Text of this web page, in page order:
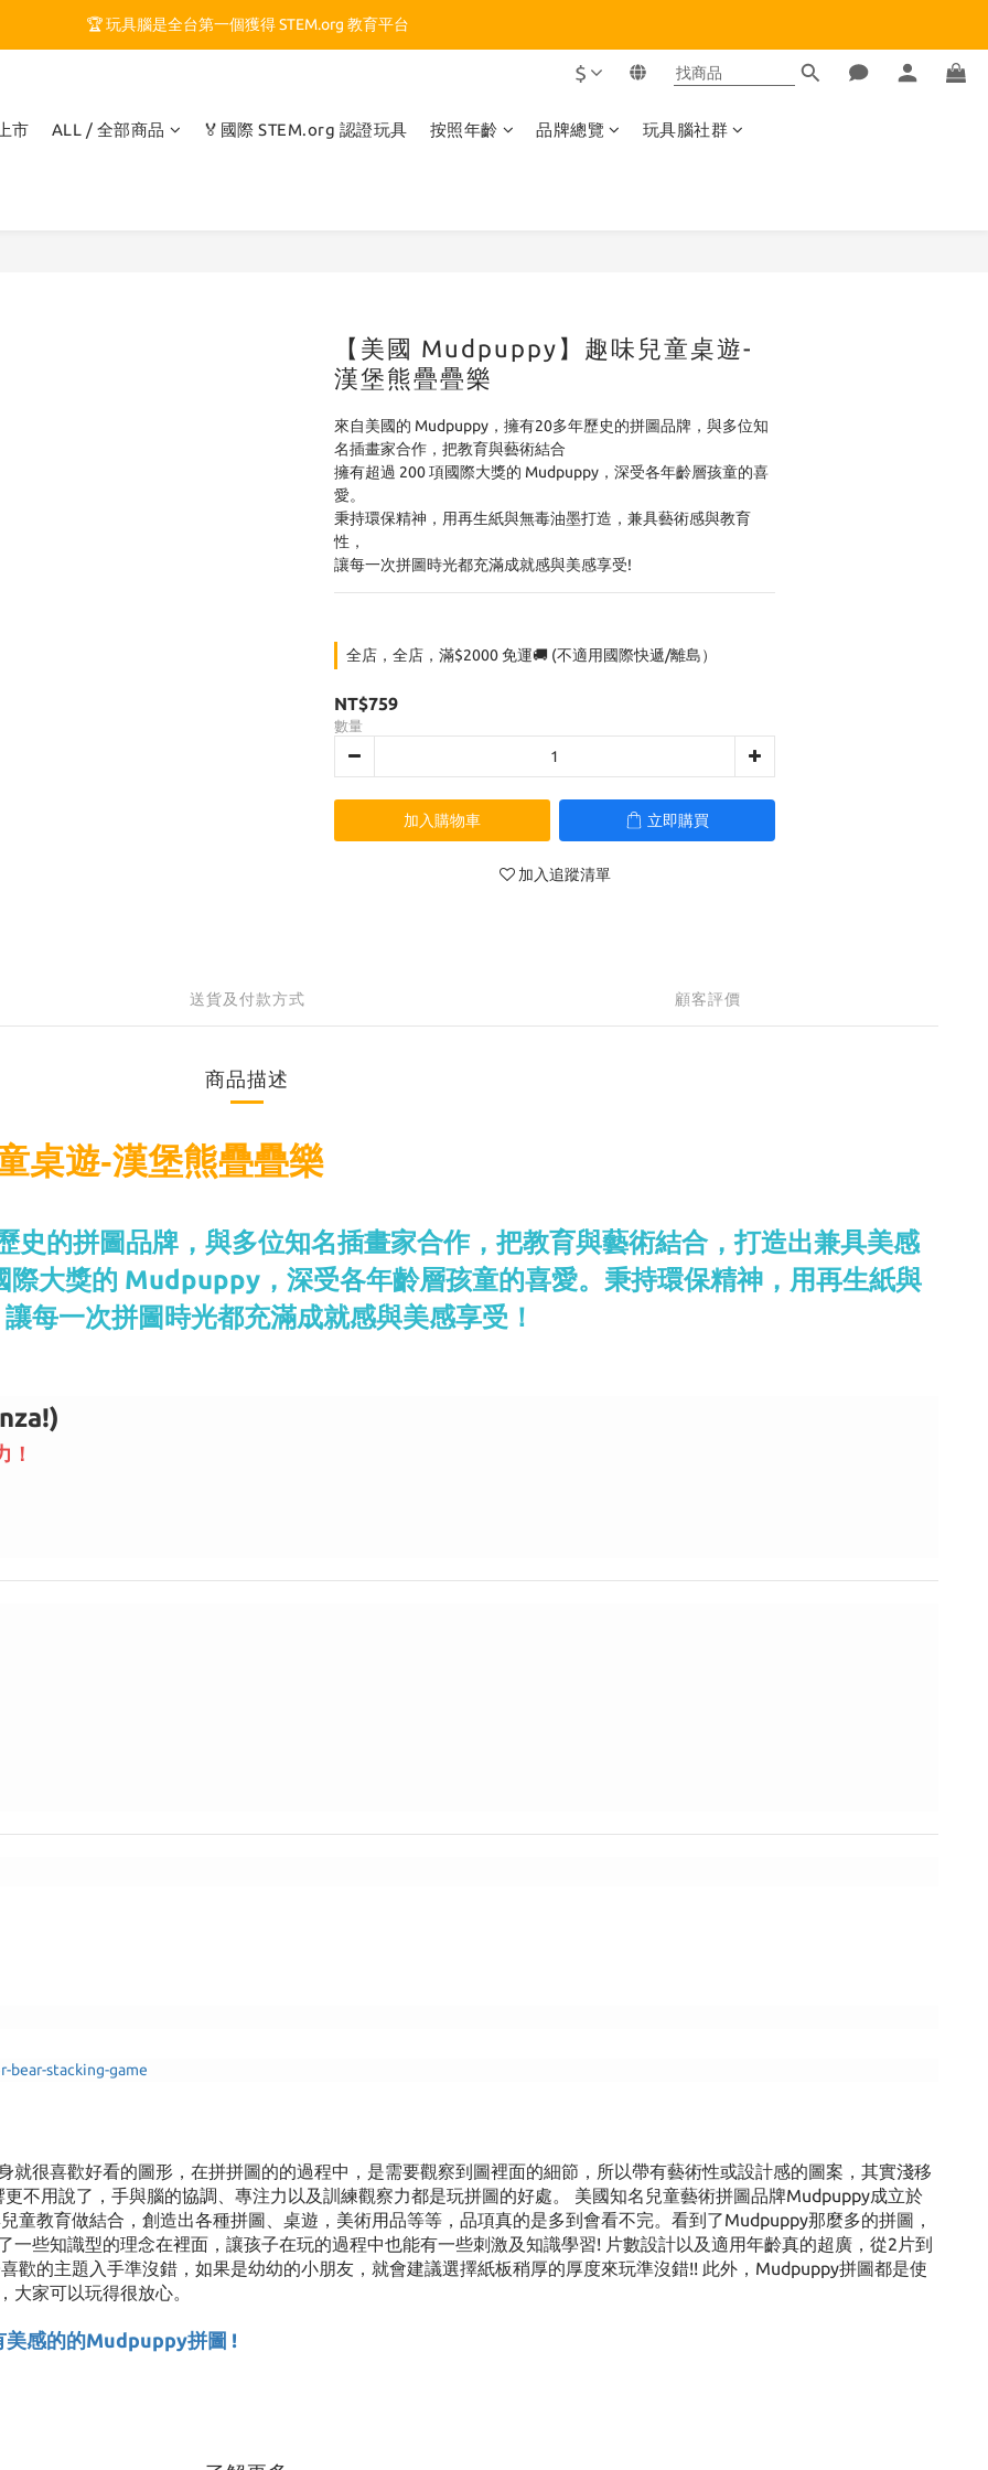
🏆 玩具腦是全台第一個獲得 STEM.org 教育平台
🏆 玩具腦是全台第一個獲得 STEM.org 教育平台
🏆 玩具腦是全台第一個獲得 STEM.org 教育平台
$
市 ALL / 全部商品 🏅國際 STEM.org 認證玩具 按照年齡 品牌總覽 玩具腦社群
【美國 Mudpuppy】趣味兒童桌遊-
漢堡熊疊疊樂
來自美國的 Mudpuppy，擁有20多年歷史的拼圖品牌，與多位知
名插畫家合作，把教育與藝術結合
擁有超過 200 項國際大獎的 Mudpuppy，深受各年齡層孩童的喜
愛。
秉持環保精神，用再生紙與無毒油墨打造，兼具藝術感與教育
性，
讓每一次拼圖時光都充滿成就感與美感享受!
全店，全店，滿$2000 免運🚚 (不適用國際快遞/離島）
NT$759
數量
加入購物車 立即購買
加入追蹤清單
送貨及付款方式 顧客評價
商品描述
桌遊-漢堡熊疊疊樂
的拼圖品牌，與多位知名插畫家合作，把教育與藝術結合，打造出兼具美感
大獎的 Mudpuppy，深受各年齡層孩童的喜愛。秉持環保精神，用再生紙與
每一次拼圖時光都充滿成就感與美感享受！
！
bear-stacking-game
很喜歡好看的圖形，在拼拼圖的的過程中，是需要觀察到圖裡面的細節，所以帶有藝術性或設計感的圖案，其實淺移
不用說了，手與腦的協調、專注力以及訓練觀察力都是玩拼圖的好處。 美國知名兒童藝術拼圖品牌Mudpuppy成立於
童教育做結合，創造出各種拼圖、桌遊，美術用品等等，品項真的是多到會看不完。看到了Mudpuppy那麼多的拼圖，
些知識型的理念在裡面，讓孩子在玩的過程中也能有一些刺激及知識學習! 片數設計以及適用年齡真的超廣，從2片到
歡的主題入手準沒錯，如果是幼幼的小朋友，就會建議選擇紙板稍厚的厚度來玩準沒錯!! 此外，Mudpuppy拼圖都是使
家可以玩得很放心。
美感的的Mudpuppy拼圖 !